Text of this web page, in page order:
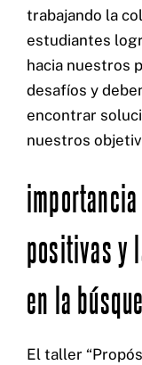
trabajando la
estudiantes
hacia nuestros
desafíos y
encontrar
nuestros
positivas y
en la
El taller